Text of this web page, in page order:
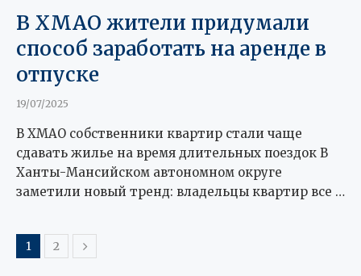
В ХМАО жители придумали
способ заработать на аренде в
отпуске
19/07/2025
В ХМАО собственники квартир стали чаще
сдавать жилье на время длительных поездок В
Ханты-Мансийском автономном округе
заметили новый тренд: владельцы квартир все …
1 2